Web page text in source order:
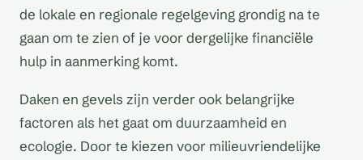
de lokale en regionale regelgeving grondig na te
gaan om te zien of je voor dergelijke financiële
hulp in aanmerking komt.
Daken en gevels zijn verder ook belangrijke
factoren als het gaat om duurzaamheid en
ecologie. Door te kiezen voor milieuvriendelijke